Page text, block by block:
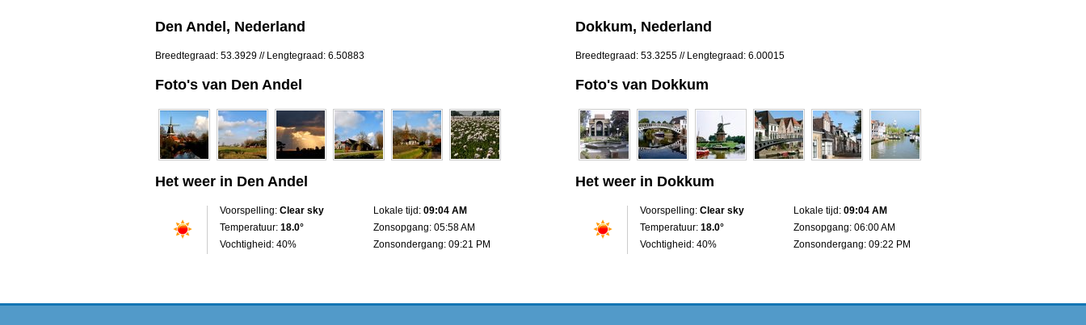
Den Andel, Nederland
Breedtegraad: 53.3929 // Lengtegraad: 6.50883
Foto's van Den Andel
Het weer in Den Andel
Voorspelling: Clear sky
Temperatuur: 18.0°
Vochtigheid: 40%
Lokale tijd: 09:04 AM
Zonsopgang: 05:58 AM
Zonsondergang: 09:21 PM
Dokkum, Nederland
Breedtegraad: 53.3255 // Lengtegraad: 6.00015
Foto's van Dokkum
Het weer in Dokkum
Voorspelling: Clear sky
Temperatuur: 18.0°
Vochtigheid: 40%
Lokale tijd: 09:04 AM
Zonsopgang: 06:00 AM
Zonsondergang: 09:22 PM